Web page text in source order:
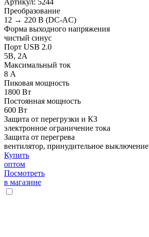
Преобразование
12 → 220 В (DC-AC)
Форма выходного напряжения
чистый синус
Порт USB 2.0
5В, 2А
Максимальный ток
8 А
Пиковая мощность
1800 Вт
Постоянная мощность
600 Вт
Защита от перегрузки и КЗ
электронное ограничение тока
Защита от перегрева
вентилятор, принудительное выключение
Купить
оптом
Посмотреть
в магазине